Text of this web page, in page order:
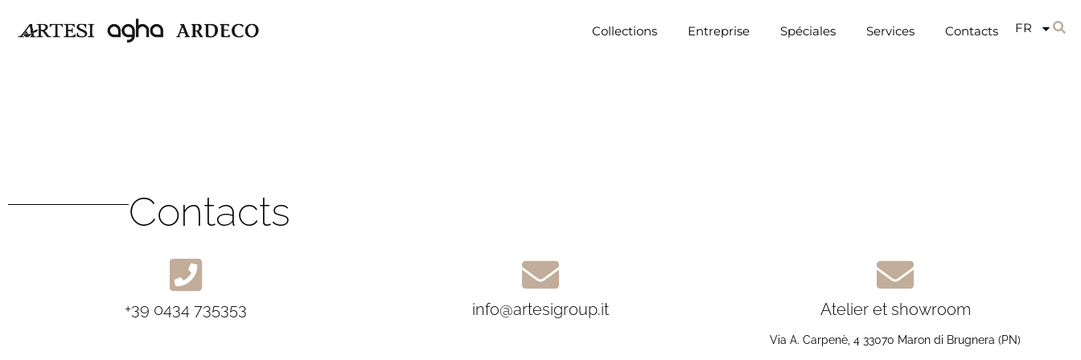
Collections Entreprise Spéciales Services Contacts FR
Contacts
+39 0434 735353 info@artesigroup.it Atelier et showroom
Via A. Carpenè, 4 33070 Maron di Brugnera (PN)